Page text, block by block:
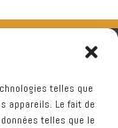
telles que
appareils. Le fait de
telles que le